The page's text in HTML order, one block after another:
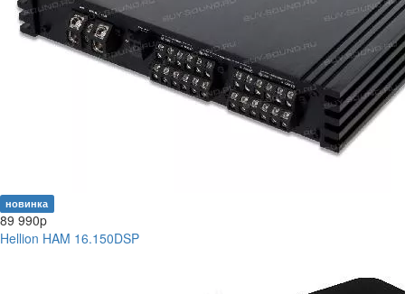
новинка
89 990p
Hellion HAM 16.150DSP